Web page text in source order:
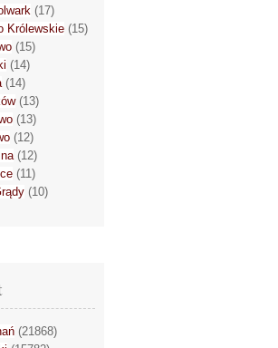
(17)
Królewskie (15)
(15)
(14)
(14)
(13)
(13)
(12)
(12)
(11)
(10)
(21868)